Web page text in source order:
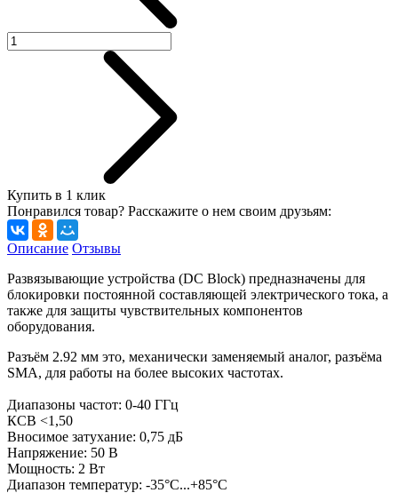
Купить в 1 клик
Понравился товар? Расскажите о нем своим друзьям:
Описание Отзывы
Развязывающие устройства (DC Block) предназначены для
блокировки постоянной составляющей электрического тока, а
также для защиты чувствительных компонентов
оборудования.
Разъём 2.92 мм это, механически заменяемый аналог, разъёма
SMA, для работы на более высоких частотах.
Диапазоны частот: 0-40 ГГц
КСВ <1,50
Вносимое затухание: 0,75 дБ
Напряжение: 50 В
Мощность: 2 Вт
Диапазон температур: -35°C...+85°C